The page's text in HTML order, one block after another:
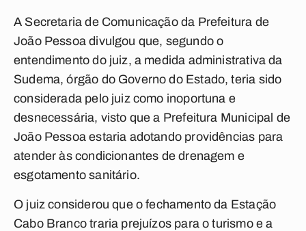
A Secretaria de Comunicação da Prefeitura de
João Pessoa divulgou que, segundo o
entendimento do juiz, a medida administrativa da
Sudema, órgão do Governo do Estado, teria sido
considerada pelo juiz como inoportuna e
desnecessária, visto que a Prefeitura Municipal de
João Pessoa estaria adotando providências para
atender às condicionantes de drenagem e
esgotamento sanitário.
O juiz considerou que o fechamento da Estação
Cabo Branco traria prejuízos para o turismo e a